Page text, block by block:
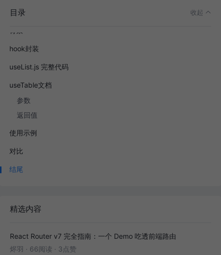
目录 收起
hook封装
useList.js 完整代码
useTable文档
参数
返回值
使用示例
对比
结尾
精选内容
React Router v7 完全指南：一个 Demo 吃透前端路由
烬羽 · 66阅读 · 3点赞